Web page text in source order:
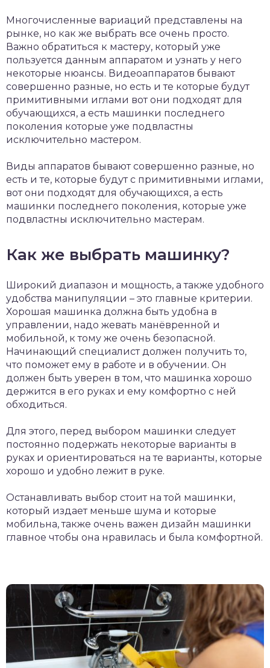
Многочисленные вариаций представлены на
рынке, но как же выбрать все очень просто.
Важно обратиться к мастеру, который уже
пользуется данным аппаратом и узнать у него
некоторые нюансы. Видеоаппаратов бывают
совершенно разные, но есть и те которые будут
примитивными иглами вот они подходят для
обучающихся, а есть машинки последнего
поколения которые уже подвластны
исключительно мастером.
Виды аппаратов бывают совершенно разные, но
есть и те, которые будут с примитивными иглами,
вот они подходят для обучающихся, а есть
машинки последнего поколения, которые уже
подвластны исключительно мастерам.
Как же выбрать машинку?
Широкий диапазон и мощность, а также удобного
удобства манипуляции – это главные критерии.
Хорошая машинка должна быть удобна в
управлении, надо жевать манёвренной и
мобильной, к тому же очень безопасной.
Начинающий специалист должен получить то,
что поможет ему в работе и в обучении. Он
должен быть уверен в том, что машинка хорошо
держится в его руках и ему комфортно с ней
обходиться.
Для этого, перед выбором машинки следует
постоянно подержать некоторые варианты в
руках и ориентироваться на те варианты, которые
хорошо и удобно лежит в руке.
Останавливать выбор стоит на той машинки,
который издает меньше шума и которые
мобильна, также очень важен дизайн машинки
главное чтобы она нравилась и была комфортной.